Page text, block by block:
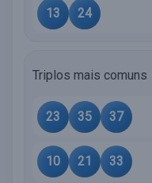
13 24
Triplos mais comuns
23 35 37
10 21 33